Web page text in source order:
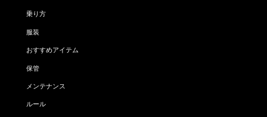
乗り方
服装
おすすめアイテム
保管
メンテナンス
ルール